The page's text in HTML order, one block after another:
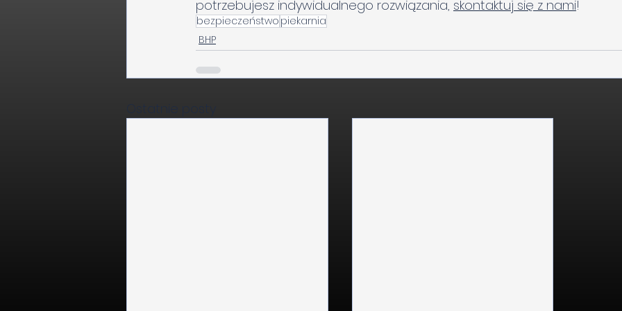
potrzebujesz indywidualnego rozwiązania, skontaktuj się z nami!
bezpieczeństwo piekarnia
BHP